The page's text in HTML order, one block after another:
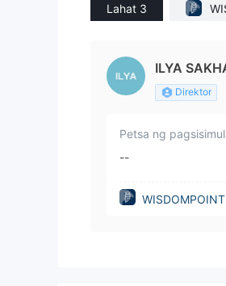
Lahat 3
ILYA
Direktor
Petsa ng
--